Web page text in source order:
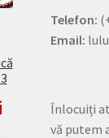
Telefon:
Email:
Înlocuiți
vă putem